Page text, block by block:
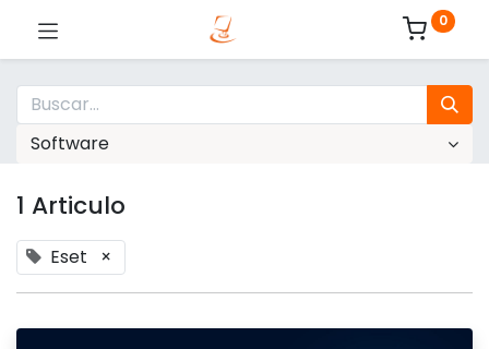
0
Software
1 Articulo
Eset ×